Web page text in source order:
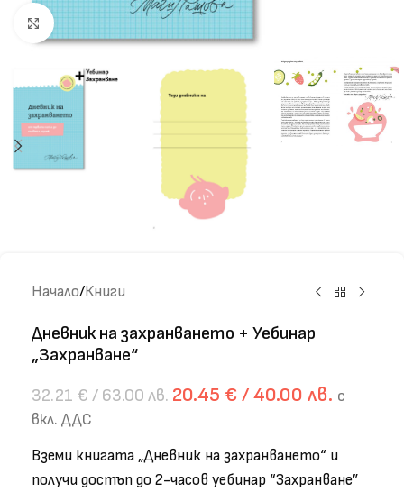
Click to enlarge
Начало/Книги
Дневник на захранването + Уебинар
„Захранване“
32.21€/ 63.00 лв.20.45 € / 40.00 лв. с
вкл. ДДС
Вземи книгата „Дневник на захранването“ и
получи достъп до 2-часов уебинар “Захранване”